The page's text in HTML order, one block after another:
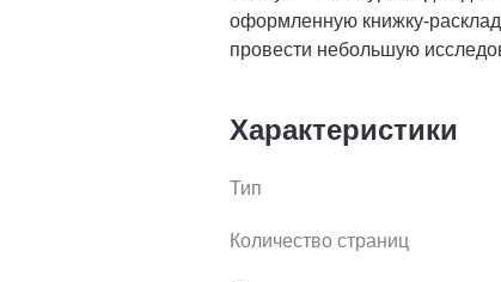
оформленную книжку-
провести небольшую
Характеристики
Тип
Количество страниц